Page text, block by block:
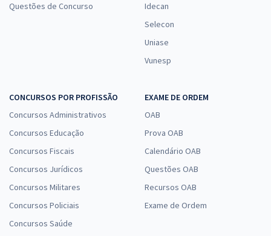
Questões de Concurso
Idecan
Selecon
Uniase
Vunesp
CONCURSOS POR PROFISSÃO
Concursos Administrativos
Concursos Educação
Concursos Fiscais
Concursos Jurídicos
Concursos Militares
Concursos Policiais
Concursos Saúde
EXAME DE ORDEM
OAB
Prova OAB
Calendário OAB
Questões OAB
Recursos OAB
Exame de Ordem